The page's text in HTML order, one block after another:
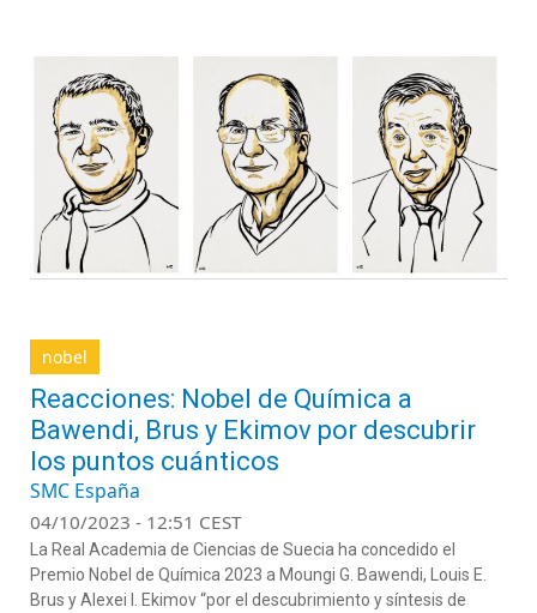
nobel
Reacciones: Nobel de Química a
Bawendi, Brus y Ekimov por descubrir
los puntos cuánticos
SMC España
04/10/2023 - 12:51 CEST
La Real Academia de Ciencias de Suecia ha concedido el
Premio Nobel de Química 2023 a Moungi G. Bawendi, Louis E.
Brus y Alexei I. Ekimov “por el descubrimiento y síntesis de